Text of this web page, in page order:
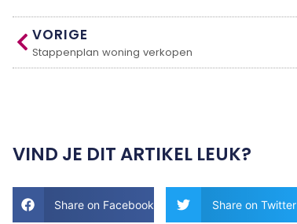
VORIGE
Stappenplan woning verkopen
VIND JE DIT ARTIKEL LEUK?
Share on Facebook Share on Twitter